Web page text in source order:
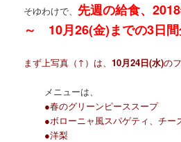
そゆわけで、 先週の給食、
～ 10月26(金)までの3日
まず上写真（↑）は、10月24日(水)の
メニューは、
●春のグリーンピーススープ
●ボローニャ風スパゲティ、チー
●洋梨